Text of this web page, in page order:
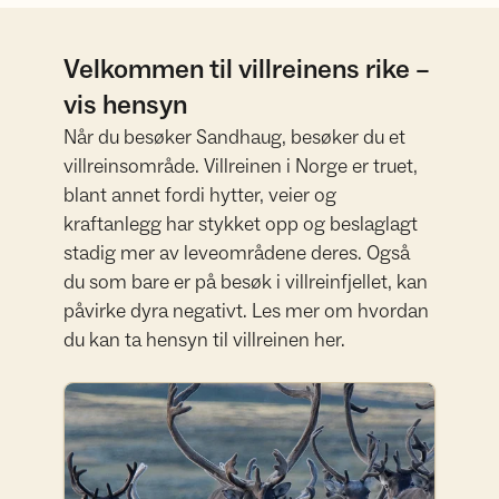
Velkommen til villreinens rike –
vis hensyn
Når du besøker Sandhaug, besøker du et
villreinsområde. Villreinen i Norge er truet,
blant annet fordi hytter, veier og
kraftanlegg har stykket opp og beslaglagt
stadig mer av leveområdene deres. Også
du som bare er på besøk i villreinfjellet, kan
påvirke dyra negativt. Les mer om hvordan
du kan ta hensyn til villreinen her.
Les mer